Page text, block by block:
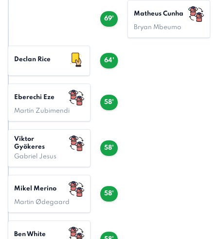
69'
Matheus Cunha
Bryan Mbeumo
64'
Declan Rice
58'
Eberechi Eze
Martín Zubimendi
58'
Viktor
Gyökeres
Gabriel Jesus
58'
Mikel Merino
Martin Ødegaard
Ben White